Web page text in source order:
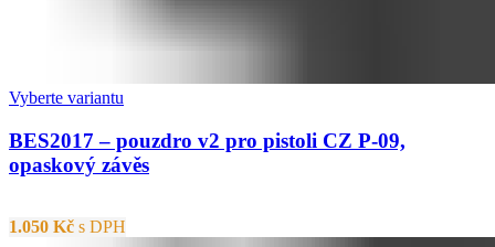
Vyberte variantu
BES2017 – pouzdro v2 pro pistoli CZ P-09,
opaskový závěs
1.050 Kč s DPH